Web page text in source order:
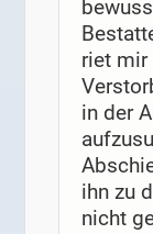
riet mir
in der
ihn zu
nicht